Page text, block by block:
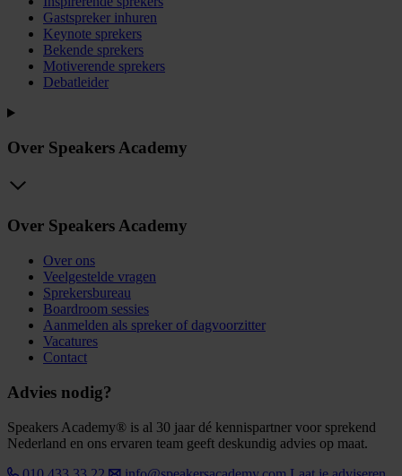
Gastspreker inhuren
Keynote sprekers
Bekende sprekers
Motiverende sprekers
Debatleider
Over Speakers Academy
Over Speakers Academy
Over ons
Veelgestelde vragen
Sprekersbureau
Boardroom sessies
Aanmelden als spreker of dagvoorzitter
Vacatures
Contact
Advies nodig?
Speakers Academy® is al 30 jaar dé kennispartner voor sprekend
Nederland en ons ervaren team geeft deskundig advies op maat.